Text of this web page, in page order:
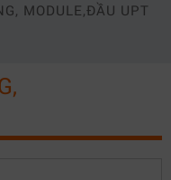
MODULE,ĐẦU UPT